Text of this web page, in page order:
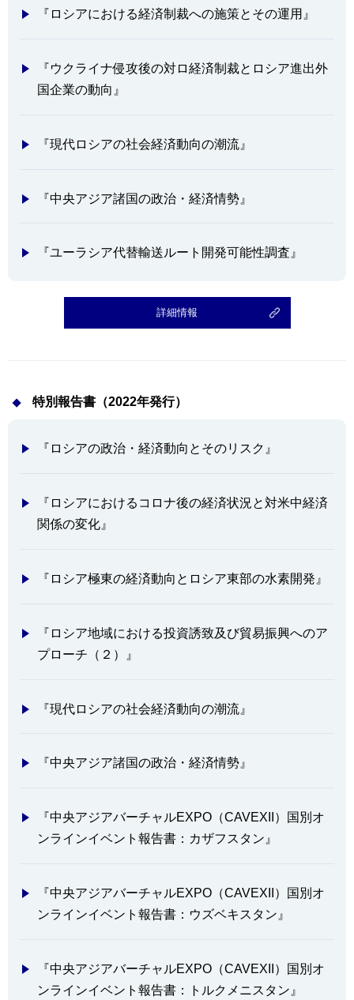
『ロシアにおける経済制裁への施策とその運用』
『ウクライナ侵攻後の対ロ経済制裁とロシア進出外
国企業の動向』
『現代ロシアの社会経済動向の潮流』
『中央アジア諸国の政治・経済情勢』
『ユーラシア代替輸送ルート開発可能性調査』
詳細情報
特別報告書（2022年発行）
『ロシアの政治・経済動向とそのリスク』
『ロシアにおけるコロナ後の経済状況と対米中経済
関係の変化』
『ロシア極東の経済動向とロシア東部の水素開発』
『ロシア地域における投資誘致及び貿易振興へのア
プローチ（２）』
『現代ロシアの社会経済動向の潮流』
『中央アジア諸国の政治・経済情勢』
『中央アジアバーチャルEXPO（CAVEXII）国別オ
ンラインイベント報告書：カザフスタン』
『中央アジアバーチャルEXPO（CAVEXII）国別オ
ンラインイベント報告書：ウズベキスタン』
『中央アジアバーチャルEXPO（CAVEXII）国別オ
ンラインイベント報告書：トルクメニスタン』